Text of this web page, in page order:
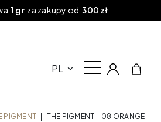
1 grza zakupy od 300 zł
PL
PIGMENT
THE PIGMENT – 08 ORANGE –